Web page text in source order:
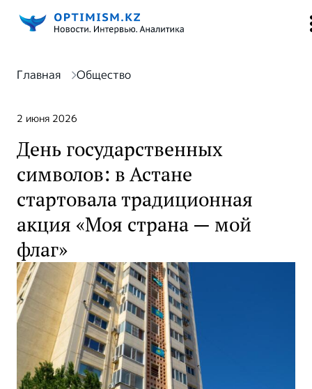
Главная Общество
2 июня 2026
День государственных
символов: в Астане
стартовала традиционная
акция «Моя страна — мой
флаг»